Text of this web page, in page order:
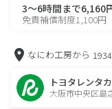
3～6時間まで6,160
免責補償制度1,100円
なにわ工房から
トヨタレンタ
大阪市中央区島